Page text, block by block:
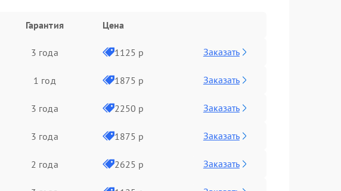
Гарантия Цена
3 года 1125 р Заказать
1 год 1875 р Заказать
3 года 2250 р Заказать
3 года 1875 р Заказать
2 года 2625 р Заказать